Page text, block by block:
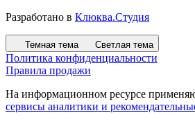
Разработано в Клюква.Студия
Темная тема Светлая тема
Политика конфиденциальности
Правила продажи
На информационном ресурсе
сервисы аналитики и